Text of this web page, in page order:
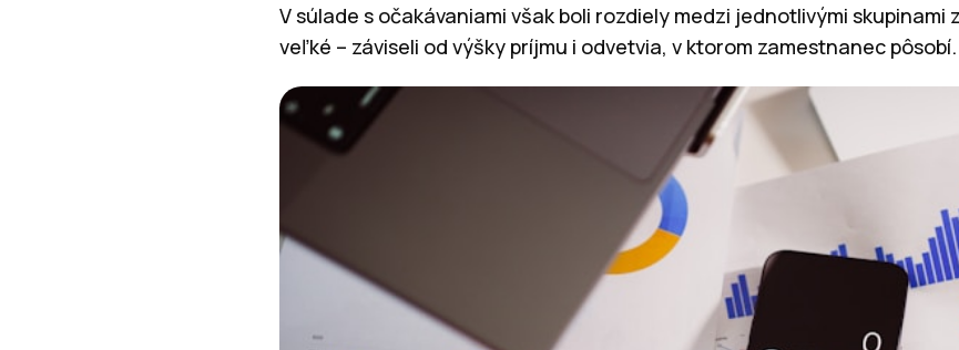
V súlade s očakávaniami však boli rozdiely medzi jednotlivými skupinami
veľké – záviseli od výšky príjmu i odvetvia, v ktorom zamestnanec pôsobí.